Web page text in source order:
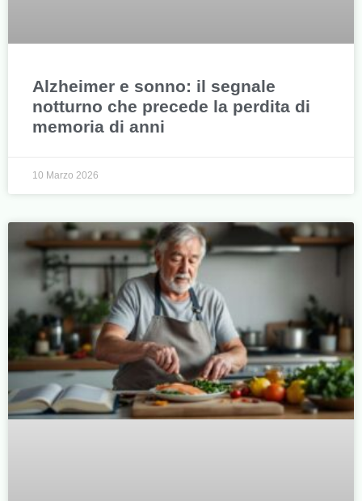
Alzheimer e sonno: il segnale
notturno che precede la perdita di
memoria di anni
10 Marzo 2026